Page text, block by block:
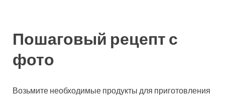
Пошаговый рецепт с
фото
Возьмите необходимые продукты для приготовления